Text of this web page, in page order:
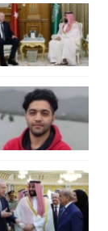
صفحه‌های ویژه
سفر پرزیدنت